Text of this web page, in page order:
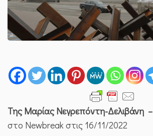
Της Μαρίας Νεγρεπόντη-Δελιβάνη –
στο Newbreak στις 16/11/2022